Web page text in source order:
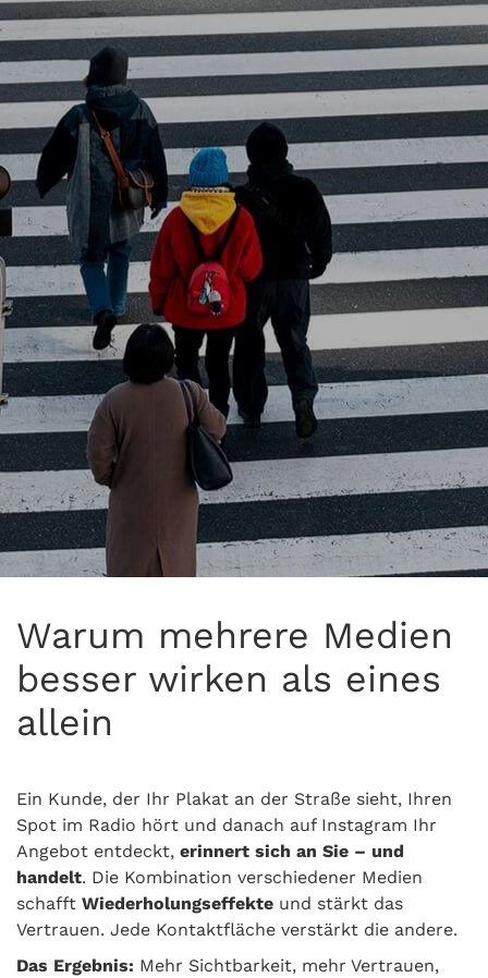
Warum mehrere Medien
besser wirken als eines
allein
Ein Kunde, der Ihr Plakat an der Straße sieht, Ihren
Spot im Radio hört und danach auf Instagram Ihr
Angebot entdeckt, erinnert sich an Sie – und
handelt. Die Kombination verschiedener Medien
schafft Wiederholungseffekte und stärkt das
Vertrauen. Jede Kontaktfläche verstärkt die andere.
Das Ergebnis: Mehr Sichtbarkeit, mehr Vertrauen,